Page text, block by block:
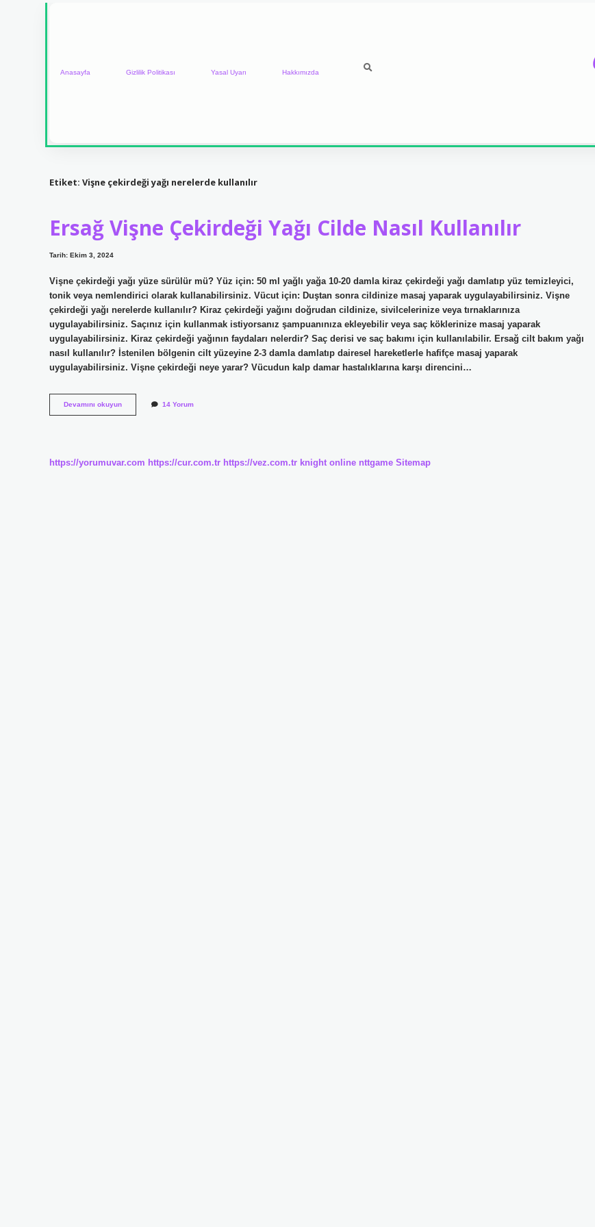
Anasayfa Gizlilik Politikası Yasal Uyarı Hakkımızda
Etiket: Vişne çekirdeği yağı nerelerde kullanılır
Ersağ Vişne Çekirdeği Yağı Cilde Nasıl Kullanılır
Tarih: Ekim 3, 2024
Vişne çekirdeği yağı yüze sürülür mü? Yüz için: 50 ml yağlı yağa 10-20 damla kiraz çekirdeği yağı damlatıp yüz temizleyici,
tonik veya nemlendirici olarak kullanabilirsiniz. Vücut için: Duştan sonra cildinize masaj yaparak uygulayabilirsiniz. Vişne
çekirdeği yağı nerelerde kullanılır? Kiraz çekirdeği yağını doğrudan cildinize, sivilcelerinize veya tırnaklarınıza
uygulayabilirsiniz. Saçınız için kullanmak istiyorsanız şampuanınıza ekleyebilir veya saç köklerinize masaj yaparak
uygulayabilirsiniz. Kiraz çekirdeği yağının faydaları nelerdir? Saç derisi ve saç bakımı için kullanılabilir. Ersağ cilt bakım yağı
nasıl kullanılır? İstenilen bölgenin cilt yüzeyine 2-3 damla damlatıp dairesel hareketlerle hafifçe masaj yaparak
uygulayabilirsiniz. Vişne çekirdeği neye yarar? Vücudun kalp damar hastalıklarına karşı direncini…
Devamını okuyunErsağ
Vişne
Kullanılır
14 Yorum
https://yorumuvar.com https://cur.com.tr https://vez.com.tr knight online nttgame Sitemap